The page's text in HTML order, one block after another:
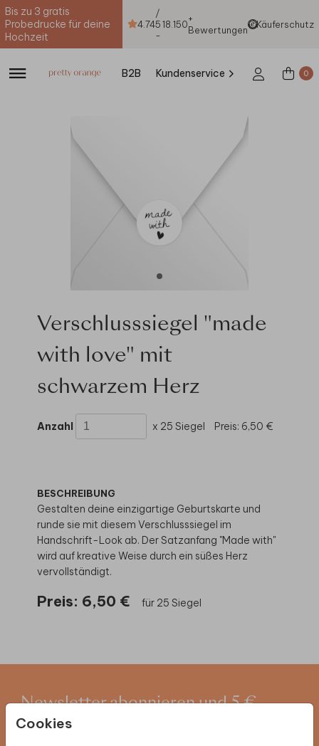
Bis zu 3 gratis
Probedrucke für deine
Hochzeit
4.74
/
5
-
18.150+
Bewertungen
Käuferschutz
B2B Kundenservice 0
Cookies
Verschlusssiegel "made
with love" mit
schwarzem Herz
Anzahl x 25 Siegel Preis: 6,50 €
BESCHREIBUNG
Gestalten deine einzigartige Geburtskarte und
runde sie mit diesem Verschlusssiegel im
Handschrift-Look ab. Der Satzanfang "Made with"
wird auf kreative Weise durch ein süßes Herz
vervollständigt.
Preis: 6,50 € für 25 Siegel
Newsletter abonnieren und 5 €
Rabatt sichern